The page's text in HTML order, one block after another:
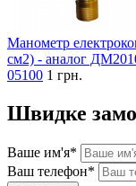
Манометр
см2) - аналог
05100 1 грн.
Швидке
Ваше им'я*
Ваш телефон*